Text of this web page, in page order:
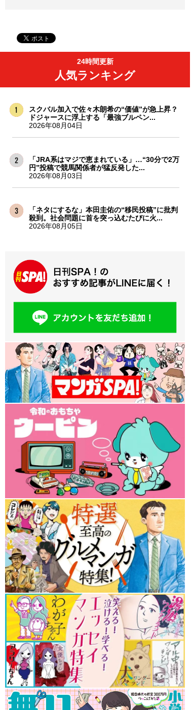
24時間更新
人気ランキング
スクバル加入で佐々木朗希の“価値”が急上昇？
ドジャースに浮上する「最強ブルペン...
2026年08月04日
「JRA系はマジで恵まれている」…“30分で2万
円”投稿で競馬関係者が猛反発した...
2026年08月03日
「ネタにするな」本田圭佑の“移民投稿”に批判
殺到。社会問題に首を突っ込むたびに火...
2026年08月05日